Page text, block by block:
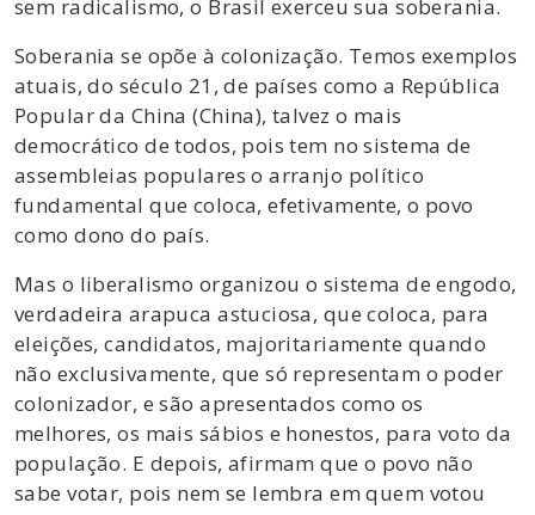
sem radicalismo, o Brasil exerceu sua soberania.
Soberania se opõe à colonização. Temos exemplos
atuais, do século 21, de países como a República
Popular da China (China), talvez o mais
democrático de todos, pois tem no sistema de
assembleias populares o arranjo político
fundamental que coloca, efetivamente, o povo
como dono do país.
Mas o liberalismo organizou o sistema de engodo,
verdadeira arapuca astuciosa, que coloca, para
eleições, candidatos, majoritariamente quando
não exclusivamente, que só representam o poder
colonizador, e são apresentados como os
melhores, os mais sábios e honestos, para voto da
população. E depois, afirmam que o povo não
sabe votar, pois nem se lembra em quem votou